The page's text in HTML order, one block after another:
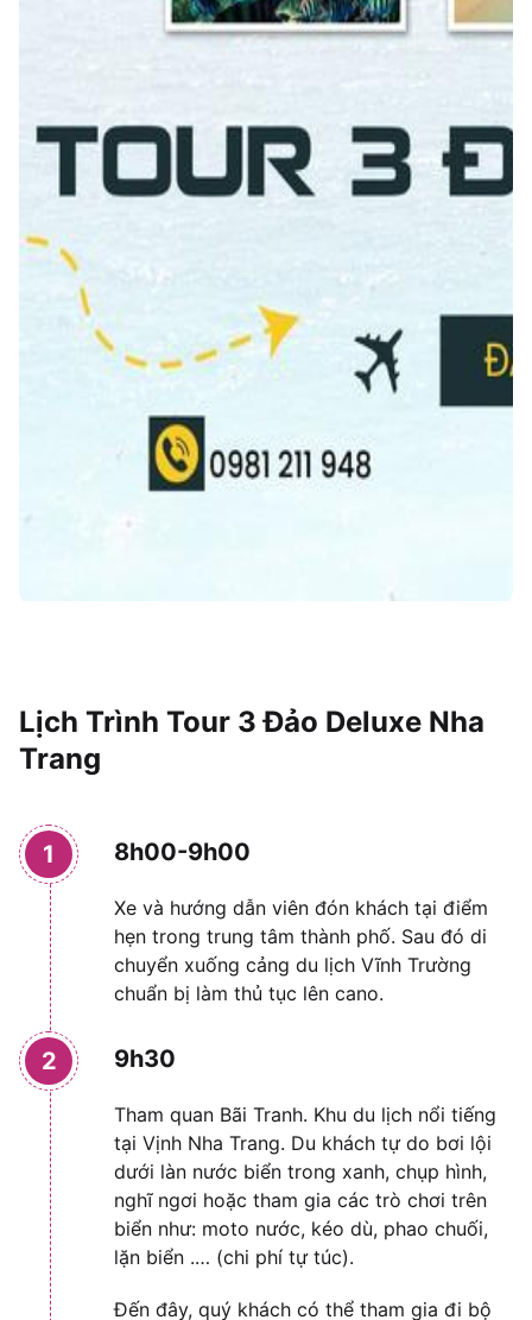
Lịch Trình Tour 3 Đảo Deluxe Nha
Trang
1 8h00-9h00
Xe và hướng dẫn viên đón khách tại điểm
hẹn trong trung tâm thành phố. Sau đó di
chuyển xuống cảng du lịch Vĩnh Trường
chuẩn bị làm thủ tục lên cano.
2 9h30
Tham quan Bãi Tranh. Khu du lịch nổi tiếng
tại Vịnh Nha Trang. Du khách tự do bơi lội
dưới làn nước biển trong xanh, chụp hình,
nghĩ ngơi hoặc tham gia các trò chơi trên
biển như: moto nước, kéo dù, phao chuối,
lặn biển .… (chi phí tự túc).
Đến đây, quý khách có thể tham gia đi bộ